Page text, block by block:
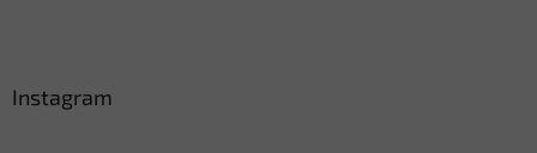
Instagram